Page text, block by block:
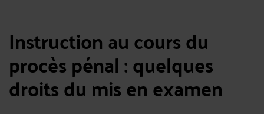
Instruction au cours du
procès pénal : quelques
droits du mis en examen